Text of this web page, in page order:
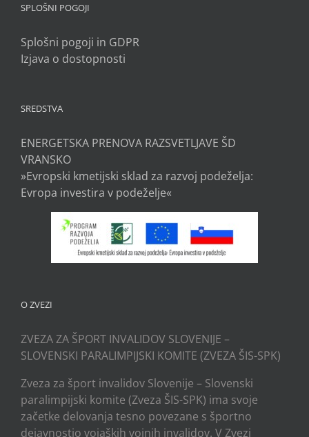
SPLOŠNI POGOJI
Splošni pogoji in GDPR
Izjava o dostopnosti
SREDSTVA
ENERGETSKA PRENOVA RAZSVETLJAVE ŠD
VRANSKO
»Evropski kmetijski sklad za razvoj podeželja:
Evropa investira v podeželje«
O ZVEZI
ZVEZA ZA ŠPORT INVALIDOV SLOVENIJE –
SLOVENSKI PARALIMPIJSKI KOMITE (ZVEZA ŠIS-SPK)
Zveza za šport invalidov Slovenije – Slovenski
paralimpijski komite (Zveza ŠIS-SPK) ima svoje
začetke delovanja tesno povezane s športno
dejavnostjo vojaških vojnih invalidov. V Zvezi